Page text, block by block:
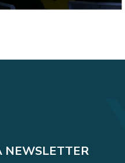
NEWSLETTER